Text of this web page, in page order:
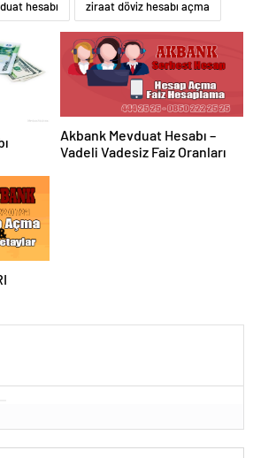
hesabı ziraat döviz hesabı açma
Akbank Mevduat Hesabı –
Vadeli Vadesiz Faiz Oranları